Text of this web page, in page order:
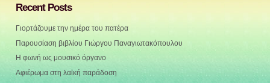
Recent Posts
Γιορτάζουμε την ημέρα του πατέρα
Παρουσίαση βιβλίου Γιώργου Παναγιωτακόπουλου
Η φωνή ως μουσικό όργανο
Αφιέρωμα στη λαϊκή παράδοση